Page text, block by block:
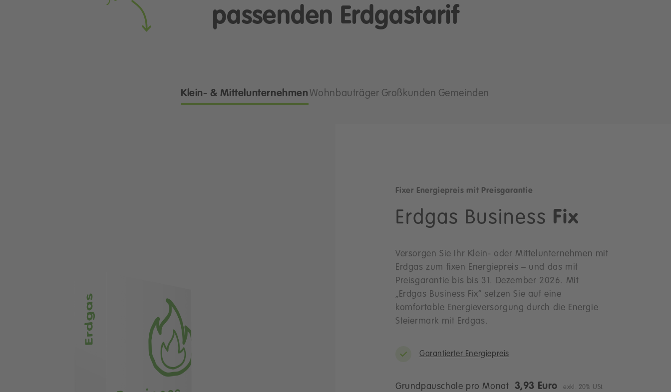
passenden Erdgastarif
Klein- & Mittelunternehmen Wohnbauträger Großkunden Gemeinden
Fixer Energiepreis mit Preisgarantie
Erdgas Business Fix
Versorgen Sie Ihr Klein- oder Mittelunternehmen mit
Erdgas zum fixen Energiepreis – und das mit
Preisgarantie bis bis 31. Dezember 2026. Mit
„Erdgas Business Fix“ setzen Sie auf eine
komfortable Energieversorgung durch die Energie
Steiermark mit Erdgas.
Garantierter Energiepreis
Grundpauschale pro Monat 3,93 Euro exkl. 20% USt.